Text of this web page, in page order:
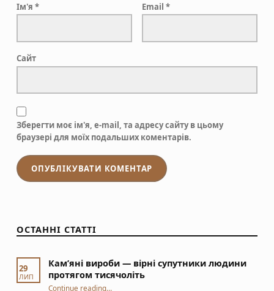
Ім'я * Email *
Сайт
Зберегти моє ім'я, e-mail, та адресу сайту в цьому
браузері для моїх подальших коментарів.
ОСТАННІ СТАТТІ
29
ЛИП
Кам’яні вироби — вірні супутники людини
протягом тисячоліть
Continue reading“Кам’яні вироби — вірні супутники людини протягом тисячоліть”
…